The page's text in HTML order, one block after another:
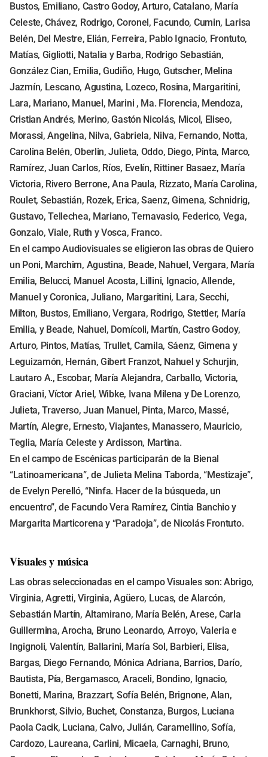
Bustos, Emiliano, Castro Godoy, Arturo, Catalano, María
Celeste, Chávez, Rodrigo, Coronel, Facundo, Cumin, Larisa
Belén, Del Mestre, Elián, Ferreira, Pablo Ignacio, Frontuto,
Matías, Gigliotti, Natalia y Barba, Rodrigo Sebastián,
González Cian, Emilia, Gudiño, Hugo, Gutscher, Melina
Jazmín, Lescano, Agustina, Lozeco, Rosina, Margaritini,
Lara, Mariano, Manuel, Marini , Ma. Florencia, Mendoza,
Cristian Andrés, Merino, Gastón Nicolás, Micol, Eliseo,
Morassi, Angelina, Nilva, Gabriela, Nilva, Fernando, Notta,
Carolina Belén, Oberlin, Julieta, Oddo, Diego, Pinta, Marco,
Ramírez, Juan Carlos, Ríos, Evelín, Rittiner Basaez, María
Victoria, Rivero Berrone, Ana Paula, Rizzato, María Carolina,
Roulet, Sebastián, Rozek, Erica, Saenz, Gimena, Schnidrig,
Gustavo, Tellechea, Mariano, Ternavasio, Federico, Vega,
Gonzalo, Viale, Ruth y Vosca, Franco.
En el campo Audiovisuales se eligieron las obras de Quiero
un Poni, Marchim, Agustina, Beade, Nahuel, Vergara, María
Emilia, Belucci, Manuel Acosta, Lillini, Ignacio, Allende,
Manuel y Coronica, Juliano, Margaritini, Lara, Secchi,
Milton, Bustos, Emiliano, Vergara, Rodrigo, Stettler, María
Emilia, y Beade, Nahuel, Domícoli, Martín, Castro Godoy,
Arturo, Pintos, Matías, Trullet, Camila, Sáenz, Gimena y
Leguizamón, Hernán, Gibert Franzot, Nahuel y Schurjin,
Lautaro A., Escobar, María Alejandra, Carballo, Victoria,
Graciani, Víctor Ariel, Wibke, Ivana Milena y De Lorenzo,
Julieta, Traverso, Juan Manuel, Pinta, Marco, Massé,
Martín, Alegre, Ernesto, Viajantes, Manassero, Mauricio,
Teglia, María Celeste y Ardisson, Martina.
En el campo de Escénicas participarán de la Bienal
“Latinoamericana”, de Julieta Melina Taborda, “Mestizaje”,
de Evelyn Perelló, “Ninfa. Hacer de la búsqueda, un
encuentro”, de Facundo Vera Ramírez, Cintia Banchio y
Margarita Marticorena y “Paradoja”, de Nicolás Frontuto.
Visuales y música
Las obras seleccionadas en el campo Visuales son: Abrigo,
Virginia, Agretti, Virginia, Agüero, Lucas, de Alarcón,
Sebastián Martín, Altamirano, María Belén, Arese, Carla
Guillermina, Arocha, Bruno Leonardo, Arroyo, Valeria e
Ingignoli, Valentín, Ballarini, María Sol, Barbieri, Elisa,
Bargas, Diego Fernando, Mónica Adriana, Barrios, Darío,
Bautista, Pía, Bergamasco, Araceli, Bondino, Ignacio,
Bonetti, Marina, Brazzart, Sofía Belén, Brignone, Alan,
Brunkhorst, Silvio, Buchet, Constanza, Burgos, Luciana
Paola Cacik, Luciana, Calvo, Julián, Caramellino, Sofía,
Cardozo, Laureana, Carlini, Micaela, Carnaghi, Bruno,